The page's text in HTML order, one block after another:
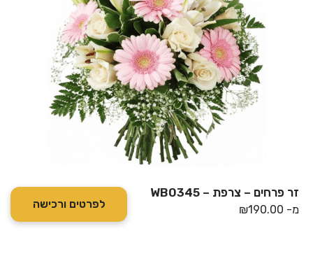
זר פרחים – צרפת – WB0345
מ- ₪190.00 לפרטים ורכישה